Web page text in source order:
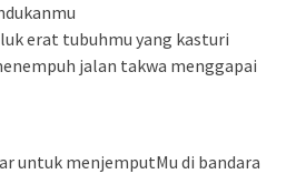
erat tubuhmu yang kasturi
jalan takwa menggapai
untuk menjemputMu di bandara